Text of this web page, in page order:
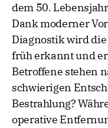
dem 50.
Dank moderner
Diagnostik wird
früh erkannt und
Betroffene stehen
schwierigen
Bestrahlung?
operative